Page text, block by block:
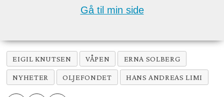
Gå til min side
EIGIL KNUTSEN VÅPEN ERNA SOLBERG
NYHETER OLJEFONDET HANS ANDREAS LIMI